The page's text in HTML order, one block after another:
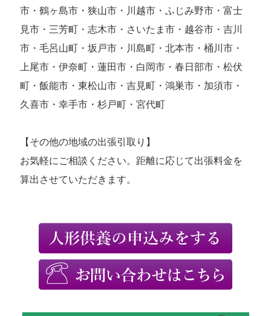
市・鶴ヶ島市・狭山市・川越市・ふじみ野市・富士
見市・三芳町・志木市・さいたま市・越谷市・吉川
市・毛呂山町・坂戸市・川島町・北本市・桶川市・
上尾市・伊奈町・蓮田市・白岡市・春日部市・松伏
町・飯能市・東松山市・吉見町・鴻巣市・加須市・
久喜市・幸手市・杉戸町・宮代町
【その他の地域の出張引取り】
お気軽にご相談ください。距離に応じて出張料金を
算出させていただきます。